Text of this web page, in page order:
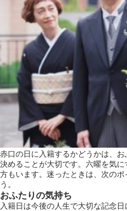
赤口の日に入籍するかどうかは、
決めることが大切です。六曜を気
方もいます。迷ったときは、次の
う。
おふたりの気持ち
入籍日は今後の人生で大切な記念